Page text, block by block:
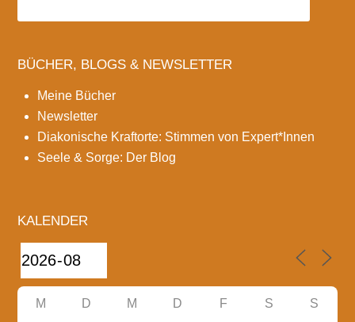
BÜCHER, BLOGS & NEWSLETTER
Meine Bücher
Newsletter
Diakonische Kraftorte: Stimmen von Expert*Innen
Seele & Sorge: Der Blog
KALENDER
M D M D F S S